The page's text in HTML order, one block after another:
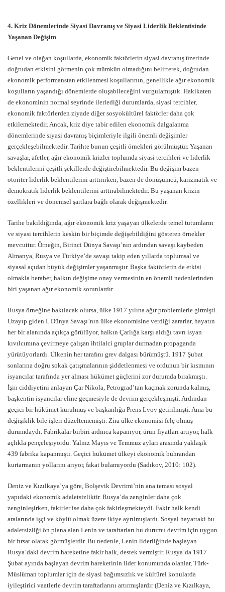
4. Kriz Dönemlerinde Siyasi Davranış ve Siyasi Liderlik Beklentisinde
Yaşanan Değişim
Genel ve olağan koşullarda, ekonomik faktörlerin siyasi davranış üzerinde
doğrudan etkisini görmenin çok mümkün olmadığını belirterek, doğrudan
ekonomik performanstan etkilenmesi koşullarının, genellikle ağır ekonomik
koşulların yaşandığı dönemlerde oluşabileceğini vurgulamıştık. Hakikaten
de ekonominin normal seyrinde ilerlediği durumlarda, siyasi tercihler,
ekonomik faktörlerden ziyade diğer sosyokültürel faktörler daha çok
etkilemektedir. Ancak, kriz diye tabir edilen ekonomik dalgalanma
dönemlerinde siyasi davranış biçimleriyle ilgili önemli değişimler
gerçekleşebilmektedir. Tarihte bunun çeşitli örnekleri görülmüştür. Yaşanan
savaşlar, afetler, ağır ekonomik krizler toplumda siyasi tercihleri ve liderlik
beklentilerini çeşitli şekillerde değiştirebilmektedir. Bu değişim bazen
otoriter liderlik beklentilerini arttırırken, bazen de dönüşümcü, karizmatik ve
demokratik liderlik beklentilerini arttırabilmektedir. Bu yaşanan krizin
özellikleri ve dönemsel şartlara bağlı olarak değişmektedir.
Tarihe bakıldığında, ağır ekonomik kriz yaşayan ülkelerde temel tutumların
ve siyasi tercihlerin keskin bir biçimde değişebildiğini gösteren örnekler
mevcuttur. Örneğin, Birinci Dünya Savaşı’nın ardından savaşı kaybeden
Almanya, Rusya ve Türkiye’de savaşı takip eden yıllarda toplumsal ve
siyasal açıdan büyük değişimler yaşanmıştır. Başka faktörlerin de etkisi
olmakla beraber, halkın değişime onay vermesinin en önemli nedenlerinden
biri yaşanan ağır ekonomik sorunlardır.
Rusya örneğine bakılacak olursa, ülke 1917 yılına ağır problemlerle girmişti.
Uzayıp giden I. Dünya Savaşı’nın ülke ekonomisine verdiği zararlar, hayatın
her bir alanında açıkça görülüyor, halkın Çarlığa karşı aldığı tavrı isyan
kıvılcımına çevirmeye çalışan ihtilalci gruplar durmadan propaganda
yürütüyorlardı. Ülkenin her tarafını grev dalgası bürümüştü. 1917 Şubat
sonlarına doğru sokak çatışmalarının şiddetlenmesi ve ordunun bir kısmının
isyancılar tarafında yer alması hükümet güçlerini zor durumda bırakmıştı.
İşin ciddiyetini anlayan Çar Nikola, Petrograd’tan kaçmak zorunda kalmış,
başkentin isyancılar eline geçmesiyle de devrim gerçekleşmişti. Ardından
geçici bir hükümet kurulmuş ve başkanlığa Prens Lvov getirilmişti. Ama bu
değişiklik bile işleri düzeltememişti. Zira ülke ekonomisi felç olmuş
durumdaydı. Fabrikalar birbiri ardınca kapanıyor, ürün fiyatları artıyor, halk
açlıkla pençeleşiyordu. Yalnız Mayıs ve Temmuz ayları arasında yaklaşık
439 fabrika kapanmıştı. Geçici hükümet ülkeyi ekonomik buhrandan
kurtarmanın yollarını arıyor, fakat bulamıyordu (Sadıkov, 2010: 102).
Deniz ve Kızılkaya’ya göre, Bolşevik Devrimi’nin ana teması sosyal
yapıdaki ekonomik adaletsizliktir. Rusya’da zenginler daha çok
zenginleşirken, fakirler ise daha çok fakirleşmekteydi. Fakir halk kendi
aralarında işçi ve köylü olmak üzere ikiye ayrılmışlardı. Sosyal hayattaki bu
adaletsizliği ön plana alan Lenin ve taraftarları bu durumu devrim için uygun
bir fırsat olarak görmüşlerdir. Bu nedenle, Lenin liderliğinde başlayan
Rusya’daki devrim hareketine fakir halk, destek vermiştir. Rusya’da 1917
Şubat ayında başlayan devrim hareketinin lider konumunda olanlar, Türk-
Müslüman toplumlar için de siyasi bağımsızlık ve kültürel konularda
iyileştirici vaatlerle devrim taraftarlarını artırmışlardır (Deniz ve Kızılkaya,